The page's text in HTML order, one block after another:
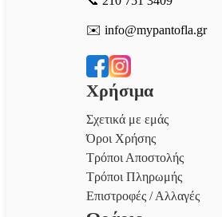
✉️ info@mypantofla.gr
Χρήσιμα
Σχετικά με εμάς
Όροι Χρήσης
Τρόποι Αποστολής
Τρόποι Πληρωμής
Επιστροφές / Αλλαγές